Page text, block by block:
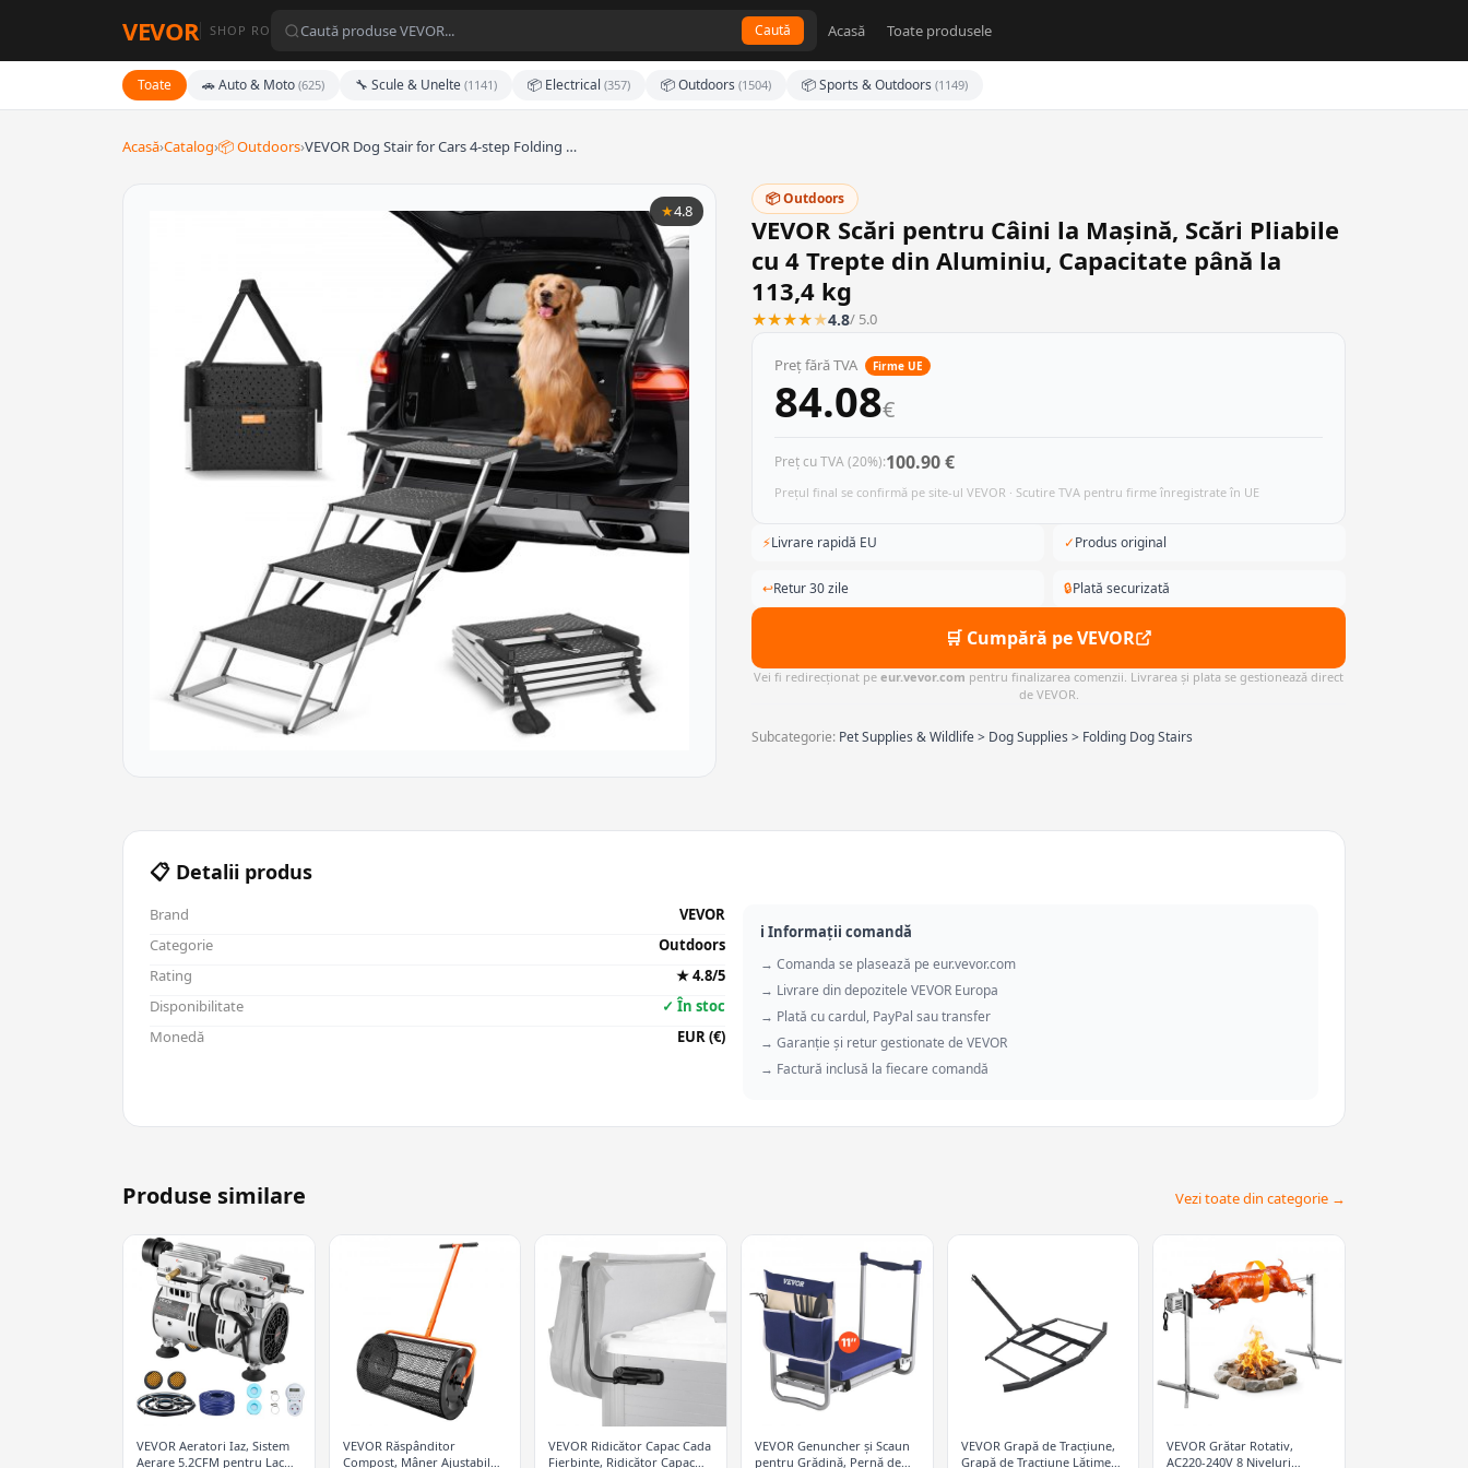
VEVOR SHOP RO Caută Acasă Toate produsele
Toate 🚗 Auto & Moto (625) 🔧 Scule & Unelte (1141) 📦 Electrical (357) 📦 Outdoors (1504) 📦 Sports & Outdoors (1149)
Acasă›Catalog›📦 Outdoors›VEVOR Dog Stair for Cars 4-step Folding …
★4.8
📦 Outdoors
VEVOR Scări pentru Câini la Mașină, Scări Pliabile
cu 4 Trepte din Aluminiu, Capacitate până la
113,4 kg
★★★★★4.8/ 5.0
Preț fără TVA Firme UE
84.08€
Preț cu TVA (20%):100.90 €
Prețul final se confirmă pe site-ul VEVOR · Scutire TVA pentru firme înregistrate în UE
⚡Livrare rapidă EU ✓Produs original
↩Retur 30 zile 🔒Plată securizată
🛒 Cumpără pe VEVOR
Vei fi redirecționat pe eur.vevor.com pentru finalizarea comenzii. Livrarea și plata se gestionează direct
de VEVOR.
Subcategorie: Pet Supplies & Wildlife > Dog Supplies > Folding Dog Stairs
📋 Detalii produs
Brand
VEVOR
Categorie
Outdoors
Rating
★ 4.8/5
Disponibilitate
✓ În stoc
Monedă
EUR (€)
ℹ️ Informații comandă
→ Comanda se plasează pe eur.vevor.com
→ Livrare din depozitele VEVOR Europa
→ Plată cu cardul, PayPal sau transfer
→ Garanție și retur gestionate de VEVOR
→ Factură inclusă la fiecare comandă
Produse similare Vezi toate din categorie →
VEVOR Aeratori Iaz, Sistem
Aerare 5.2CFM pentru Lacuri
VEVOR Răspânditor
Compost, Mâner Ajustabil
VEVOR Ridicător Capac Cada
Fierbinte, Ridicător Capac
VEVOR Genuncher și Scaun
pentru Grădină, Pernă de
VEVOR Grapă de Tracțiune,
Grapă de Tracțiune Lățime
VEVOR Grătar Rotativ,
AC220-240V 8 Niveluri